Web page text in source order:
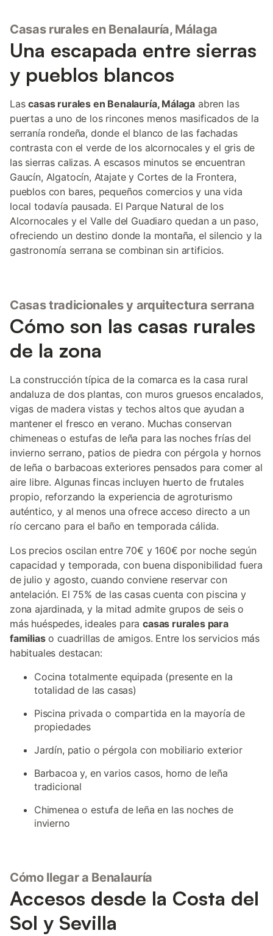
cuarto de baño con bañera y a unos de los dormitorios,
equipado con dos camas individuales. Los otros tres dormitorios
de la casa se encuentran en la planta alta. El dormitorio
principal, con techo de doble altura, cuenta con una cama de
matrimonio y un cuarto de baño ensuite con plato de ducha;
el tercer dormitorio, encontrarás una cama de matrimonio. Un
aseo independiente también está a disposición de los
huéspedes en el interior de la casa. La vivienda dispone de
calefacción por suelo radiante. La zona exterior ofrece el rincón
perfecto donde gozar de comidas al fresco, gracias al porche y
al comedor al aire libre q
Casas rurales en Benalauría, Málaga
Una escapada entre sierras
y pueblos blancos
Lascasas rurales en Benalauría, Málaga abren las
puertas a uno de los rincones menos masificados de la
serranía rondeña, donde el blanco de las fachadas
contrasta con el verde de los alcornocales y el gris de
las sierras calizas. A escasos minutos se encuentran
Gaucín, Algatocín, Atajate y Cortes de la Frontera,
pueblos con bares, pequeños comercios y una vida
local todavía pausada. El Parque Natural de los
Alcornocales y el Valle del Guadiaro quedan a un paso,
ofreciendo un destino donde la montaña, el silencio y la
gastronomía serrana se combinan sin artificios.
Casas tradicionales y arquitectura serrana
Cómo son las casas rurales
de la zona
La construcción típica de la comarca es la casa rural
andaluza de dos plantas, con muros gruesos encalados,
vigas de madera vistas y techos altos que ayudan a
mantener el fresco en verano. Muchas conservan
chimeneas o estufas de leña para las noches frías del
invierno serrano, patios de piedra con pérgola y hornos
de leña o barbacoas exteriores pensados para comer al
aire libre. Algunas fincas incluyen huerto de frutales
propio, reforzando la experiencia de agroturismo
auténtico, y al menos una ofrece acceso directo a un
río cercano para el baño en temporada cálida.
Los precios oscilan entre 70€ y 160€ por noche según
capacidad y temporada, con buena disponibilidad fuera
de julio y agosto, cuando conviene reservar con
antelación. El 75% de las casas cuenta con piscina y
zona ajardinada, y la mitad admite grupos de seis o
más huéspedes, ideales paracasas rurales para
familiaso cuadrillas de amigos. Entre los servicios más
habituales destacan:
Cocina totalmente equipada (presente en la
totalidad de las casas)
Piscina privada o compartida en la mayoría de
propiedades
Jardín, patio o pérgola con mobiliario exterior
Barbacoa y, en varios casos, horno de leña
tradicional
Chimenea o estufa de leña en las noches de
invierno
Cómo llegar a Benalauría
Accesos desde la Costa del
Sol y Sevilla